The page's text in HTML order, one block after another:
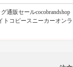
通販セールcocobrandshop
トコピースニーカーオン